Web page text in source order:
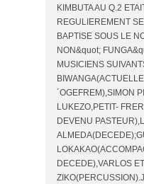
KIMBUTA AU Q.2
REGULIEREMENT
BAPTISE SOUS LE
NON&quot;
MUSICIENS
´OGEFREM),SIMON
LUKEZO,PETIT-
DEVENU
DECEDE),VARLOS